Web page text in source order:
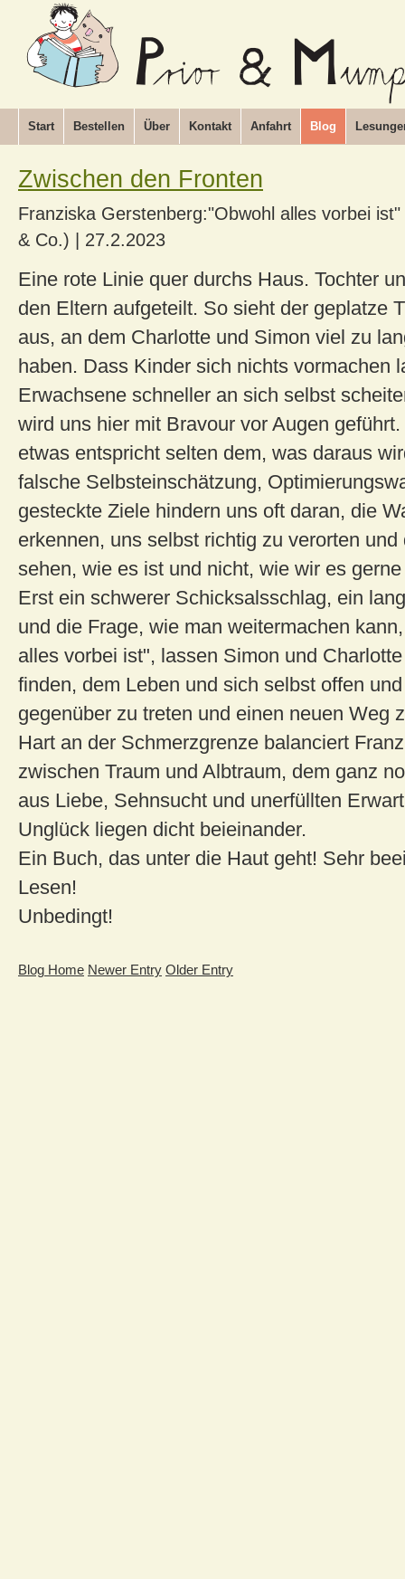
Start Bestellen Über Kontakt Anfahrt Blog
Zwischen den Fronten
Franziska Gerstenberg:"Obwohl alles vorbei
& Co.)
27.2.2023
Eine rote Linie quer durchs Haus. Tochter
den Eltern aufgeteilt. So sieht der geplatze
aus, an dem Charlotte und Simon viel zu
haben. Dass Kinder sich nichts vormachen
Erwachsene schneller an sich selbst
wird uns hier mit Bravour vor Augen
etwas entspricht selten dem, was daraus
falsche Selbsteinschätzung,
gesteckte Ziele hindern uns oft daran, die
erkennen, uns selbst richtig zu verorten
sehen, wie es ist und nicht, wie wir es
Erst ein schwerer Schicksalsschlag, ein
und die Frage, wie man weitermachen
alles vorbei ist", lassen Simon und
finden, dem Leben und sich selbst offen
gegenüber zu treten und einen neuen Weg
Hart an der Schmerzgrenze balanciert
zwischen Traum und Albtraum, dem ganz
aus Liebe, Sehnsucht und unerfüllten
Unglück liegen dicht beieinander.
Ein Buch, das unter die Haut geht! Sehr
Lesen!
Unbedingt!
Blog Home Newer Entry Older Entry